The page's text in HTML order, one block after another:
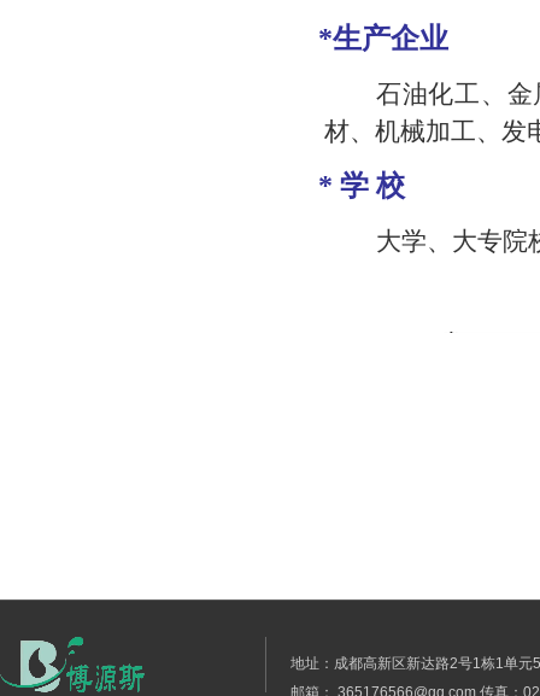
*生产企业
石油化工、
材、机械加工、发
* 学 校
大学、大专院
地址：成都高新区新达路2号1栋1单
邮箱： 365176566@qq.com 传真：